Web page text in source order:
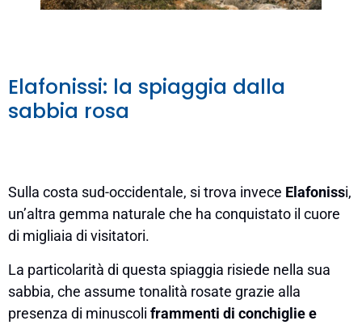
Elafonissi: la spiaggia dalla
sabbia rosa
Sulla costa sud-occidentale, si trova invece Elafonissi,
un’altra gemma naturale che ha conquistato il cuore
di migliaia di visitatori.
La particolarità di questa spiaggia risiede nella sua
sabbia, che assume tonalità rosate grazie alla
presenza di minuscoli frammenti di conchiglie e